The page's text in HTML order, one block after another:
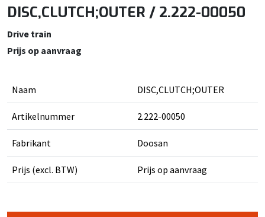
DISC,CLUTCH;OUTER / 2.222-00050
Drive train
Prijs op aanvraag
Naam DISC,CLUTCH;OUTER
Artikelnummer 2.222-00050
Fabrikant Doosan
Prijs (excl. BTW) Prijs op aanvraag